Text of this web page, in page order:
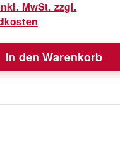
MwSt. zzgl.
In den Warenkorb